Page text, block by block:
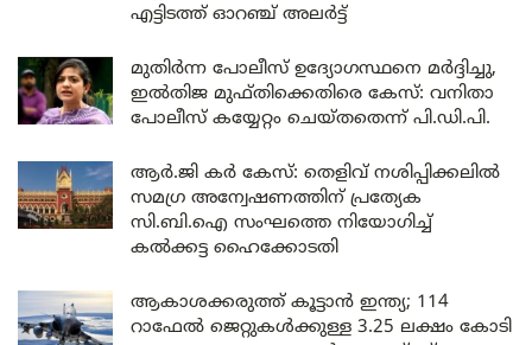
എട്ടിടത്ത് ഓറഞ്ച് അലർട്ട്
മുതിർന്ന പോലീസ് ഉദ്യോഗസ്ഥനെ മർദ്ദിച്ചു,
ഇൽതിജ മുഫ്തിക്കെതിരെ കേസ്: വനിതാ
പോലീസ് കയ്യേറ്റം ചെയ്തതെന്ന് പി.ഡി.പി.
ആർ.ജി കർ കേസ്: തെളിവ് നശിപ്പിക്കലിൽ
സമഗ്ര അന്വേഷണത്തിന് പ്രത്യേക
സി.ബി.ഐ സംഘത്തെ നിയോഗിച്ച്
കൽക്കട്ട ഹൈക്കോടതി
ആകാശക്കരുത്ത് കൂട്ടാൻ ഇന്ത്യ; 114
റാഫേൽ ജെറ്റുകൾക്കുള്ള 3.25 ലക്ഷം കോടി